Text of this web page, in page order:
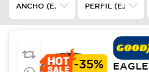
-35%
EAGLE